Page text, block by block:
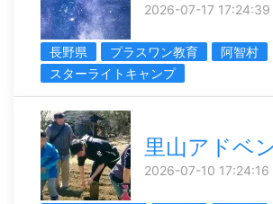
2026-07-17 17:24:39
長野県 プラスワン教育
阿智村
スターライトキャンプ
里山アドベ
2026-07-10 17:24:16